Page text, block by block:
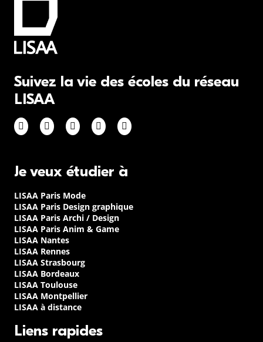
Suivez la vie des écoles du réseau
LISAA
Je veux étudier à
LISAA Paris Mode
LISAA Paris Design graphique
LISAA Paris Archi / Design
LISAA Paris Anim & Game
LISAA Nantes
LISAA Rennes
LISAA Strasbourg
LISAA Bordeaux
LISAA Toulouse
LISAA Montpellier
LISAA à distance
Liens rapides